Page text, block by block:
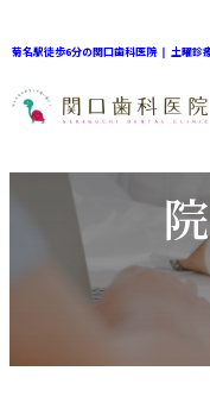
菊名駅徒歩6分の関口歯科医院 ❘ 土曜診